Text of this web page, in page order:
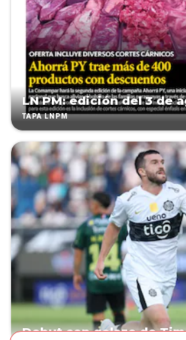
LN PM: edición del 3 de
TAPA LNPM
Debut con golazo de